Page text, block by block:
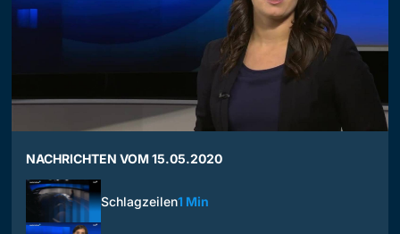
NACHRICHTEN VOM 15.05.2020
Schlagzeilen1 Min